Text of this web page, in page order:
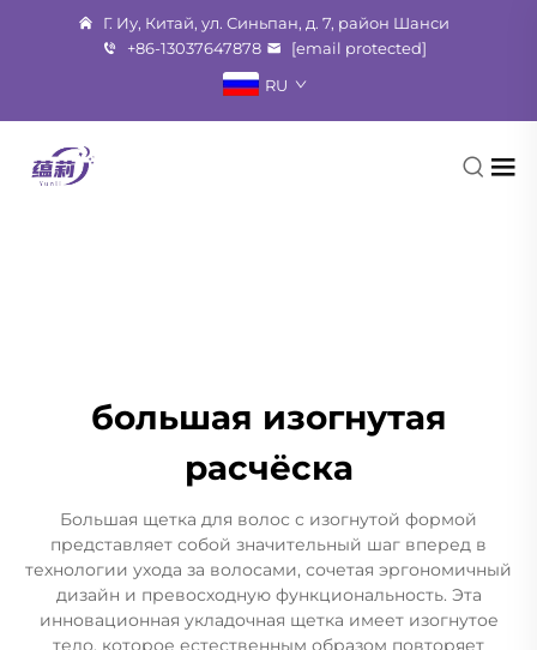
Г. Иу, Китай, ул. Синьпан, д. 7, район Шанси
+86-13037647878
[email protected]
RU
большая изогнутая
расчёска
Большая щетка для волос с изогнутой формой
представляет собой значительный шаг вперед в
технологии ухода за волосами, сочетая эргономичный
дизайн и превосходную функциональность. Эта
инновационная укладочная щетка имеет изогнутое
тело, которое естественным образом повторяет